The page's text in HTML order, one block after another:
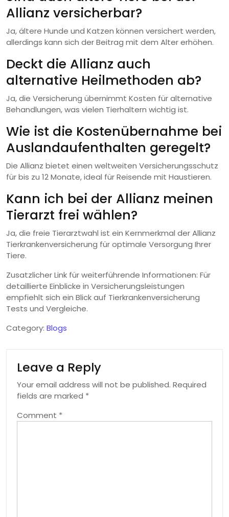
Allianz versicherbar?
Ja, ältere Hunde und Katzen können versichert werden,
allerdings kann sich der Beitrag mit dem Alter erhöhen.
Deckt die Allianz auch
alternative Heilmethoden ab?
Ja, die Versicherung übernimmt Kosten für alternative
Behandlungen, was vielen Tierhaltern wichtig ist.
Wie ist die Kostenübernahme bei
Auslandaufenthalten geregelt?
Die Allianz bietet einen weltweiten Versicherungsschutz
für bis zu 12 Monate, ideal für Reisende mit Haustieren.
Kann ich bei der Allianz meinen
Tierarzt frei wählen?
Ja, die freie Tierarztwahl ist ein Kernmerkmal der Allianz
Tierkrankenversicherung für optimale Versorgung Ihrer
Tiere.
Zusatzlicher Link für weiterführende Informationen: Für
detaillierte Einblicke in Versicherungsleistungen
empfiehlt sich ein Blick auf Tierkrankenversicherung
Tests und Vergleiche.
Category: Blogs
Leave a Reply
Your email address will not be published. Required
fields are marked *
Comment *